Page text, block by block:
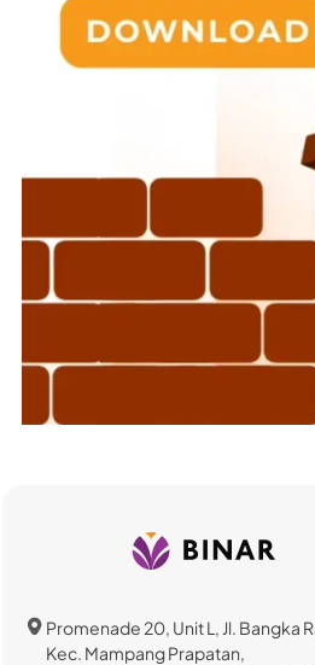
Promenade 20, Unit L, Jl. Bangka
Kec. Mampang Prapatan,